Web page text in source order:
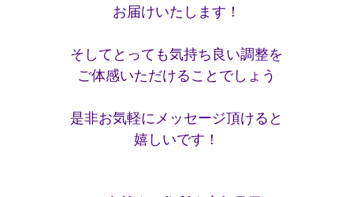
お届けいたします！
そしてとっても気持ち良い調整を
ご体感いただけることでしょう
是非お気軽にメッセージ頂けると
嬉しいです！